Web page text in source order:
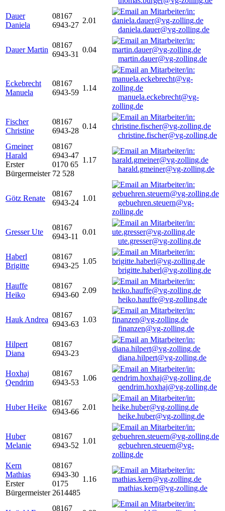
Dauer
Daniela
08167
6943-27
2.01
daniela.dauer@vg-zolling.de
Dauer Martin
08167
6943-31
0.04
martin.dauer@vg-zolling.de
Eckebrecht
Manuela
08167
6943-59
1.14
manuela.eckebrecht@vg-
zolling.de
Fischer
Christine
08167
6943-28
0.14
christine.fischer@vg-zolling.de
Gmeiner
Harald
Erster
Bürgermeister
08167
6943-47
0170 65
72 528
1.17
harald.gmeiner@vg-zolling.de
Götz Renate
08167
6943-24
1.01
gebuehren.steuern@vg-
zolling.de
Gresser Ute
08167
6943-11
0.01
ute.gresser@vg-zolling.de
Haberl
Brigitte
08167
6943-25
1.05
brigitte.haberl@vg-zolling.de
Hauffe
Heiko
08167
6943-60
2.09
heiko.hauffe@vg-zolling.de
Hauk Andrea
08167
6943-63
1.03
finanzen@vg-zolling.de
Hilpert
Diana
08167
6943-23
diana.hilpert@vg-zolling.de
Hoxhaj
Qendrim
08167
6943-53
1.06
qendrim.hoxhaj@vg-zolling.de
Huber Heike
08167
6943-66
2.01
heike.huber@vg-zolling.de
Huber
Melanie
08167
6943-52
1.01
gebuehren.steuern@vg-
zolling.de
Kern
Mathias
Erster
Bürgermeister
08167
6943-30
0175
2614485
1.16
mathias.kern@vg-zolling.de
08167